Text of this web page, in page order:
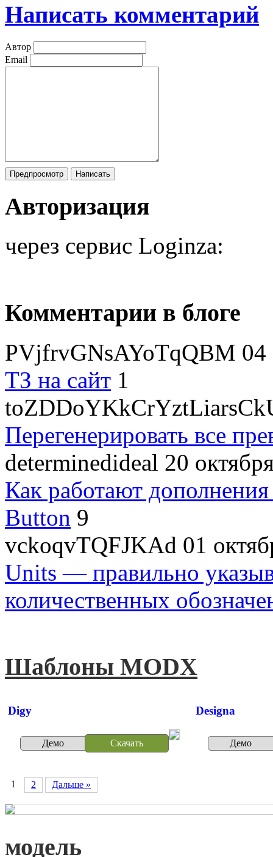
Написать комментарий
Автор
Email
Авторизация
через сервис Loginza:
Комментарии в блоге
PVjfrvGNsAYoTqQBM 04
ТЗ на сайт 1
Перегенерировать все
determinedideal 20
Как работают
Button 9
vckoqvTQFJKAd 01
Units — правильно
количественных
Шаблоны MODX
Digy
Демо Скачать
Designa
Демо
1 2 Дальше »
модель